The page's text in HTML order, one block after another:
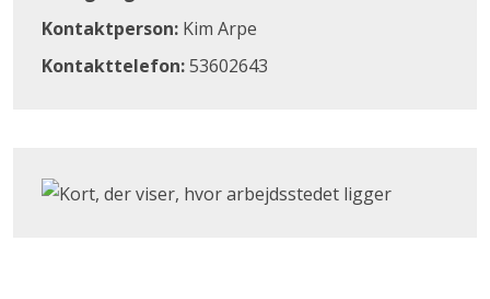
Kontaktperson: Kim Arpe
Kontakttelefon:53602643
Klik for at åbne Google Maps og se, hvor